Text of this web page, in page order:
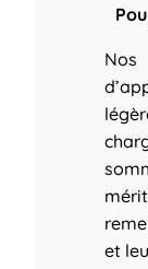
et